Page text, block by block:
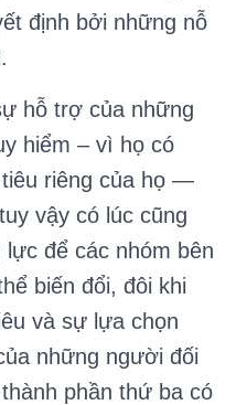
định bởi những nỗ
hỗ trợ của những
hiểm – vì họ có
riêng của họ —
vậy có lúc cũng
để các nhóm bên
biến đổi, đôi khi
và sự lựa chọn
những người đối
phần thứ ba có